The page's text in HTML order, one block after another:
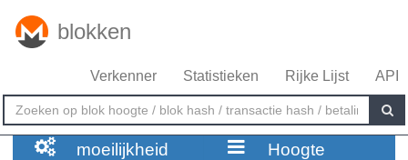
blokken
Verkenner Statistieken Rijke Lijst API
moeilijkheid Hoogte